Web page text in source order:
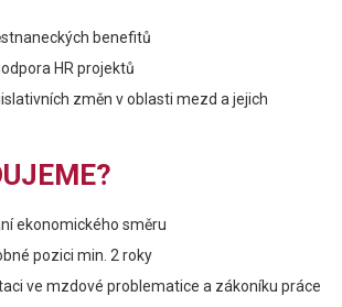
benefitů
HR projektů
změn v oblasti mezd a jejich
ekonomického směru
pozici min. 2 roky
ve mzdové problematice a zákoníku práce